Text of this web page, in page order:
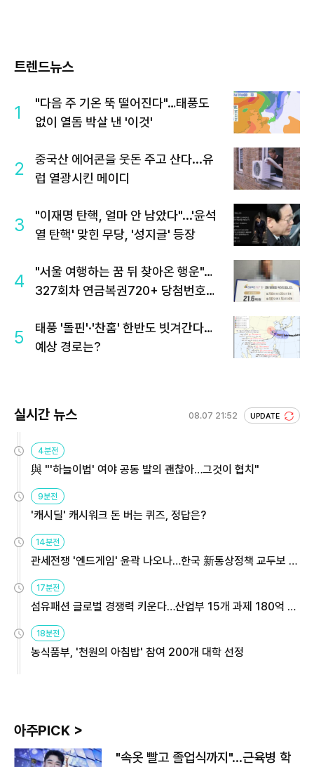
트렌드뉴스
1
"다음 주 기온 뚝 떨어진다"…태풍도
없이 열돔 박살 낸 '이것'
2
중국산 에어콘을 웃돈 주고 산다...유
럽 열광시킨 메이디
3
"이재명 탄핵, 얼마 안 남았다"...'윤석
열 탄핵' 맞힌 무당, '성지글' 등장
4
"서울 여행하는 꿈 뒤 찾아온 행운"…
327회차 연금복권720+ 당첨번호조
5
태풍 '돌핀'·'찬홈' 한반도 빗겨간다…
예상 경로는?
실시간 뉴스 08.07 21:52 UPDATE
4분전
與 "'하늘이법' 여야 공동 발의 괜찮아…그것이 협치"
9분전
'캐시딜' 캐시워크 돈 버는 퀴즈, 정답은?
14분전
관세전쟁 '엔드게임' 윤곽 나오나…한국 新통상정책 교두보 활
용해야
17분전
섬유패션 글로벌 경쟁력 키운다…산업부 15개 과제 180억 지
원
18분전
농식품부, '천원의 아침밥' 참여 200개 대학 선정
아주PICK >
"속옷 빨고 졸업식까지"…근육병 학